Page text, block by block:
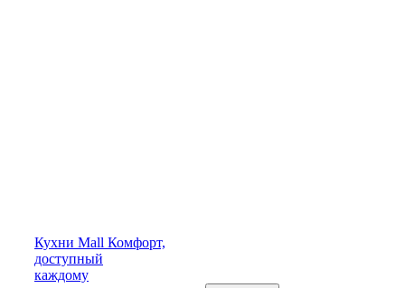
Кухни Mall Комфорт,
доступный
каждому